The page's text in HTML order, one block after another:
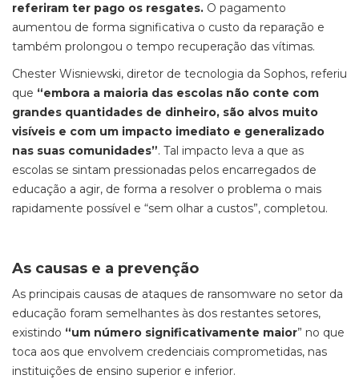
referiram ter pago os resgates. O pagamento
aumentou de forma significativa o custo da reparação e
também prolongou o tempo recuperação das vítimas.
Chester Wisniewski, diretor de tecnologia da Sophos, referiu
que “embora a maioria das escolas não conte com
grandes quantidades de dinheiro, são alvos muito
visíveis e com um impacto imediato e generalizado
nas suas comunidades”. Tal impacto leva a que as
escolas se sintam pressionadas pelos encarregados de
educação a agir, de forma a resolver o problema o mais
rapidamente possível e “sem olhar a custos”, completou.
As causas e a prevenção
As principais causas de ataques de ransomware no setor da
educação foram semelhantes às dos restantes setores,
existindo “um número significativamente maior” no que
toca aos que envolvem credenciais comprometidas, nas
instituições de ensino superior e inferior.